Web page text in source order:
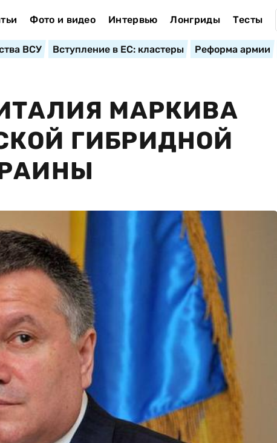
Фото и видео Интервью Лонгриды Тесты
ВСУ Вступление в ЕС: кластеры Реформа армии
МАРКИВА
ГИБРИДНОЙ